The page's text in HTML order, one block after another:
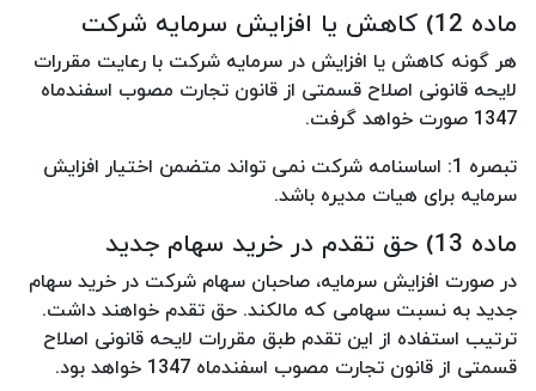
ماده 12) کاهش یا افزایش سرمایه شرکت
هر گونه کاهش یا افزایش در سرمایه شرکت با رعایت مقررات
لایحه قانونی اصلاح قسمتی از قانون تجارت مصوب اسفندماه
1347 صورت خواهد گرفت.
تبصره 1: اساسنامه شرکت نمی تواند متضمن اختیار افزایش
سرمایه برای هیات مدیره باشد.
ماده 13) حق تقدم در خرید سهام جدید
در صورت افزایش سرمایه، صاحبان سهام شرکت در خرید سهام
جدید به نسبت سهامی که مالکند. حق تقدم خواهند داشت.
ترتیب استفاده از این تقدم طبق مقررات لایحه قانونی اصلاح
قسمتی از قانون تجارت مصوب اسفندماه 1347 خواهد بود.